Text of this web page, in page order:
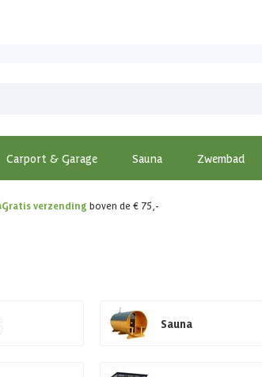
Carport & Garage Sauna Zwembad
Gratis verzending boven de € 75,-
Sauna